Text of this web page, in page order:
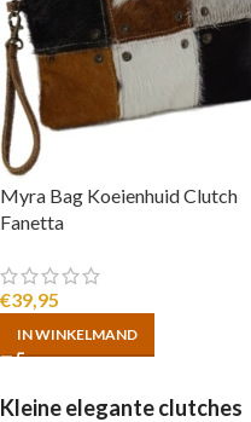
Myra Bag Koeienhuid Clutch
Fanetta
€39,95
IN WINKELMAND
Kleine elegante clutches